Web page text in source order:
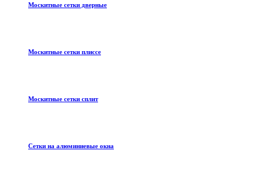
Москитные сетки дверные
Москитные сетки плиссе
Москитные сетки сплит
Сетки на алюминиевые окна